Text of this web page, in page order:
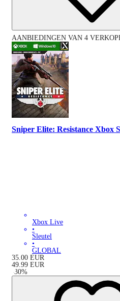
AANBIEDINGEN VAN 4
Sniper Elite: Resistance Xbox
Xbox Live
•
Sleutel
•
GLOBAL
35.00 EUR
49.99 EUR
-30%